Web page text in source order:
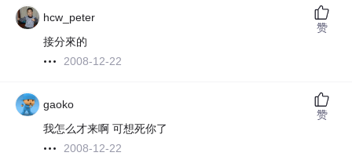
hcw_peter
接分來的
2008-12-22
赞
gaoko
我怎么才来啊 可想死你了
2008-12-22
赞